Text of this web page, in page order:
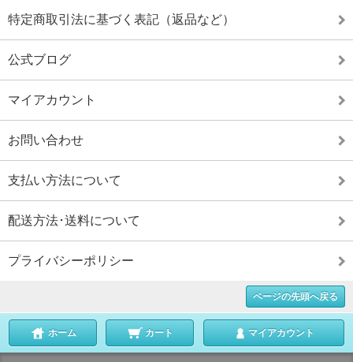
特定商取引法に基づく表記（返品など）
公式ブログ
マイアカウント
お問い合わせ
支払い方法について
配送方法･送料について
プライバシーポリシー
ページの先頭へ戻る
ホーム カート マイアカウント